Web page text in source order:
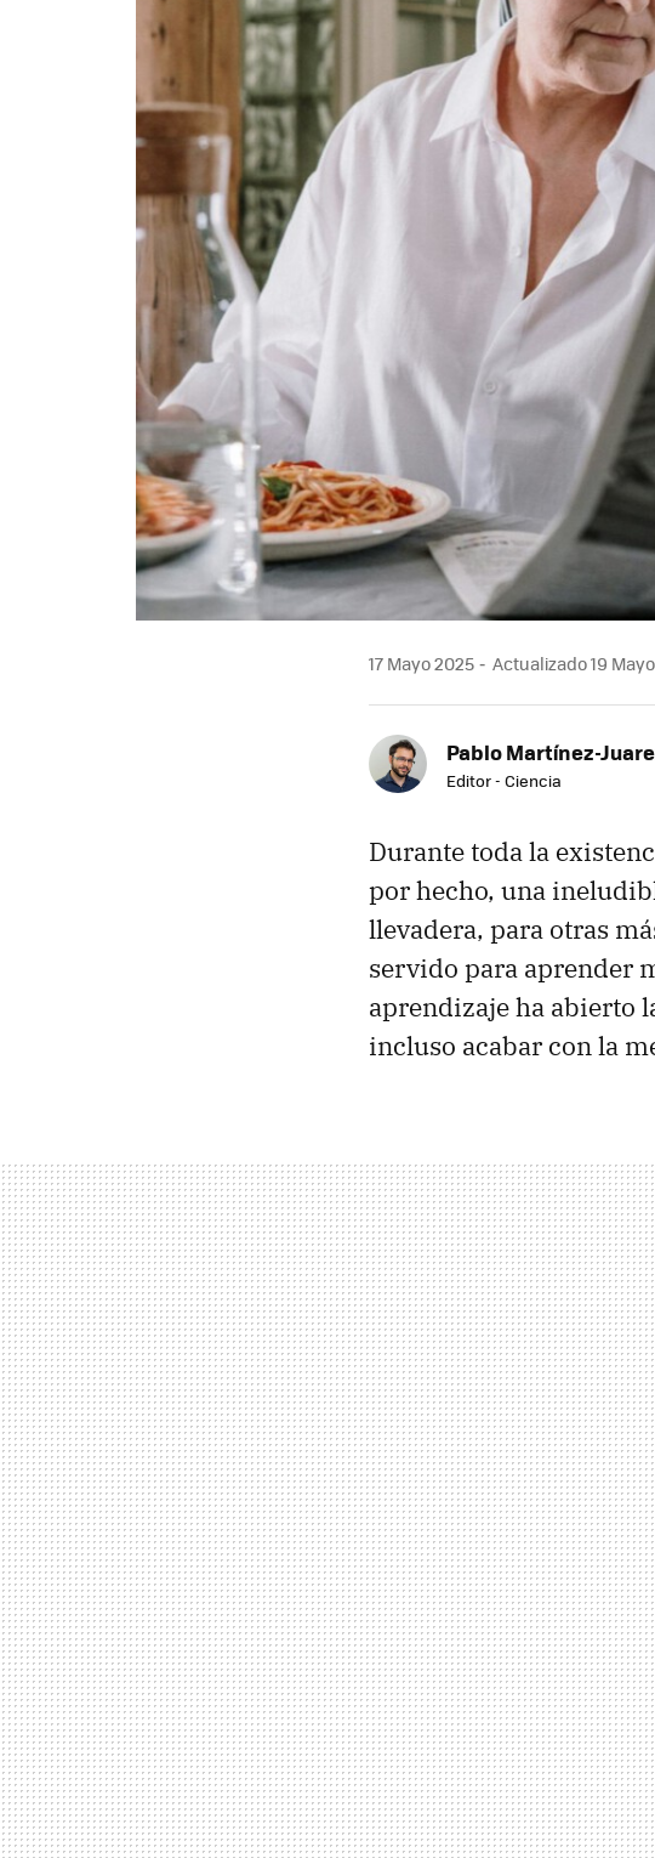
17 Mayo 2025 Actualizado 19
Pablo Martínez-
Editor - Ciencia
Durante toda la
por hecho, una
llevadera, para otras
servido para aprender
aprendizaje ha abierto
incluso acabar con la